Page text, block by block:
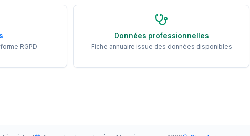
RGPD
Données professionnelles
Fiche annuaire issue des données disponibles